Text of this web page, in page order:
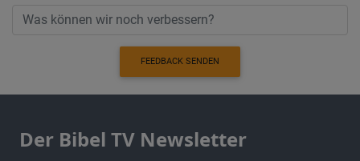
FEEDBACK SENDEN
Der Bibel TV Newsletter